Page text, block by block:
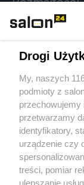
Sport
Kultura
Drogi
My, naszych
podmioty z
przechowujemy
przetwarzamy
identyfikatory,
urządzenie czy
treści, pomiar
ulepszanie